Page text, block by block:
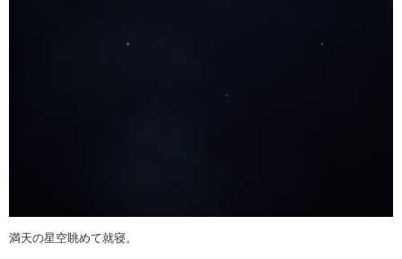
満天の星空眺めて就寝。